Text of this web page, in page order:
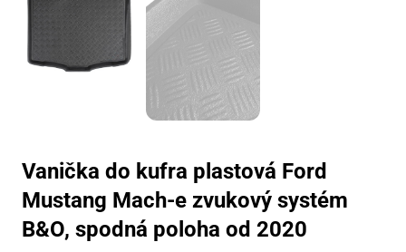
Vanička do kufra plastová Ford
Mustang Mach-e zvukový systém
B&O, spodná poloha od 2020